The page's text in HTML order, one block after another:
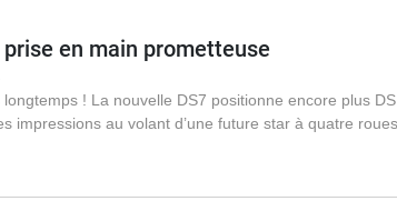
prise en main prometteuse
longtemps ! La nouvelle DS7 positionne encore plus
impressions au volant d’une future star à quatre roues.